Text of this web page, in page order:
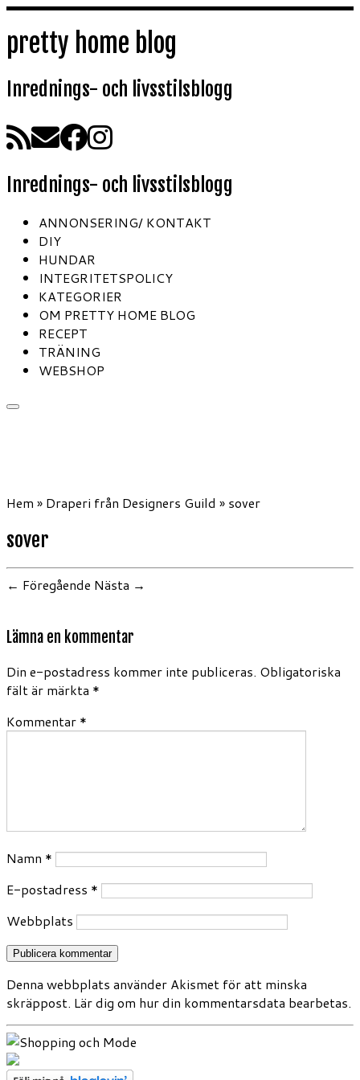
Hoppa
till
innehåll
pretty home blog
Inrednings- och livsstilsblogg
Inrednings- och livsstilsblogg
ANNONSERING/ KONTAKT
DIY
HUNDAR
INTEGRITETSPOLICY
KATEGORIER
OM PRETTY HOME BLOG
RECEPT
TRÄNING
WEBSHOP
Hem » Draperi från Designers Guild » sover
sover
← Föregående Nästa →
Lämna en kommentar
Din e-postadress kommer inte publiceras. Obligatoriska
fält är märkta *
Kommentar *
Namn *
E-postadress *
Webbplats
Denna webbplats använder Akismet för att minska
skräppost. Lär dig om hur din kommentarsdata bearbetas.